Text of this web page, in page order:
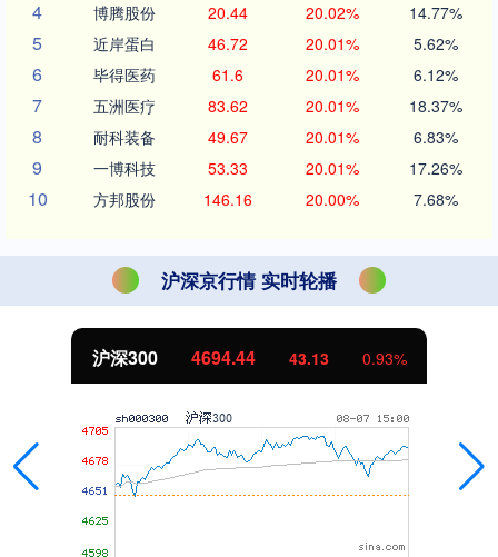
4 博腾股份 20.44 20.02% 14.77%
5 近岸蛋白 46.72 20.01% 5.62%
6 毕得医药 61.6 20.01% 6.12%
7 五洲医疗 83.62 20.01% 18.37%
8 耐科装备 49.67 20.01% 6.83%
9 一博科技 53.33 20.01% 17.26%
10 方邦股份 146.16 20.00% 7.68%
沪深京行情 实时轮播
沪深300 4694.44 43.13 0.93%